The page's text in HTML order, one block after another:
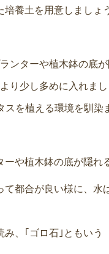
養土を用意しましょ
ンターや植木鉢の底
り少し多めに入れまし
を植える環境を馴染
や植木鉢の底が隠れ
て都合が良い様に、水
、｢ゴロ石｣ともいう